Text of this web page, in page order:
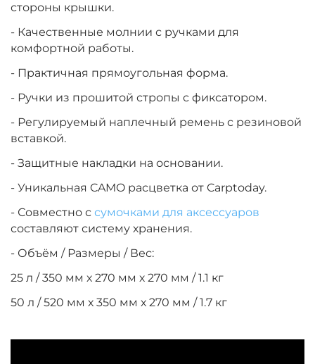
стороны крышки.
- Качественные молнии с ручками для
комфортной работы.
- Практичная прямоугольная форма.
- Ручки из прошитой стропы с фиксатором.
- Регулируемый наплечный ремень с резиновой
вставкой.
- Защитные накладки на основании.
- Уникальная CAMO расцветка от Carptoday.
- Совместно с сумочками для аксессуаров
составляют систему хранения.
- Объём / Размеры / Вес:
25 л / 350 мм х 270 мм х 270 мм / 1.1 кг
50 л / 520 мм х 350 мм х 270 мм / 1.7 кг